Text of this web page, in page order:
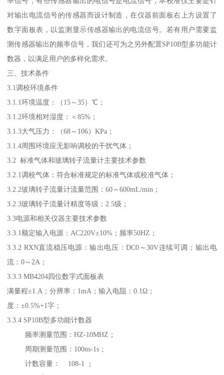
对输出电流信号的传感器而设计制造，在仪器前面板右上方设置了
数字面板表，以监测显示传感器输出的电流信号。若有用户需要监
测传感器输出的频率信号，我们还可为之另外配置SP10B型多功能计
数器，以满足用户的多样化需求。
三、技术条件
3.1调校环境条件
3.1.1环境温度：（15～35）℃；
3.1.2环境相对湿度：＜85%；
3.1.3大气压力：（68～106）KPa；
3.1.4周围环境应无影响调校的干扰气体；
3.2 标准气体和玻璃转子流量计主要技术参数
3.2.1调校气体：符合标准规定的标准气体或校准气体；
3.2.2玻璃转子流量计流量范围：60～600mL/min；
3.2.3玻璃转子流量计精度等级：2.5级；
3.3电源和相关仪器主要技术参数
3.3.1额定输入电源：AC220V±10%；频率50HZ；
3.3.2 RXN直流稳压电源：输出电压：DC0～30V连续可调；输出电
流：0～2A；
3.3.3 MB4204四位数字式面板表
满量程±1.A；分辨率：1mA；输入电阻：0.1Ω；
度：±0.5%+1字；
3.3.4 SP10B型多功能计数器
频率测量范围：HZ-10MHZ；
周期测量范围：100ns-1s；
计数容量： 108-1 ；